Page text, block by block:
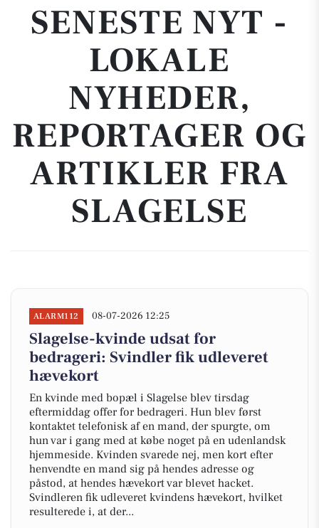
SENESTE NYT -
LOKALE
NYHEDER,
REPORTAGER OG
ARTIKLER FRA
SLAGELSE
ALARM112 08-07-2026 12:25
Slagelse-kvinde udsat for
bedrageri: Svindler fik udleveret
hævekort
En kvinde med bopæl i Slagelse blev tirsdag
eftermiddag offer for bedrageri. Hun blev først
kontaktet telefonisk af en mand, der spurgte, om
hun var i gang med at købe noget på en udenlandsk
hjemmeside. Kvinden svarede nej, men kort efter
henvendte en mand sig på hendes adresse og
påstod, at hendes hævekort var blevet hacket.
Svindleren fik udleveret kvindens hævekort, hvilket
resulterede i, at der...